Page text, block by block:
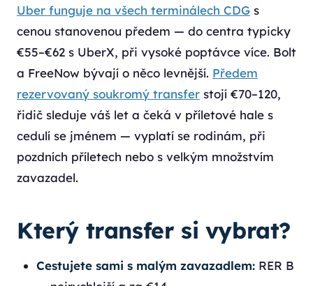
Uber funguje na všech terminálech CDG s
cenou stanovenou předem — do centra typicky
€55–€62 s UberX, při vysoké poptávce více. Bolt
a FreeNow bývají o něco levnější. Předem
rezervovaný soukromý transfer stojí €70–120,
řidič sleduje váš let a čeká v příletové hale s
cedulí se jménem — vyplatí se rodinám, při
pozdních příletech nebo s velkým množstvím
zavazadel.
Který transfer si vybrat?
Cestujete sami s malým zavazadlem: RER B